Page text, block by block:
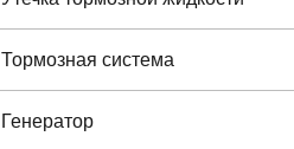
Тормозная система
Генератор